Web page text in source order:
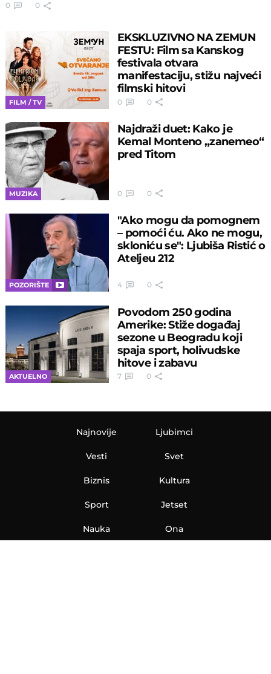
0 0
FILM / TV
EKSKLUZIVNO NA ZEMUN
FESTU: Film sa Kanskog
festivala otvara
manifestaciju, stižu najveći
filmski hitovi
0 0
MUZIKA
Najdraži duet: Kako je
Kemal Monteno „zanemeo“
pred Titom
0 0
POZORIŠTE
"Ako mogu da pomognem
– pomoći ću. Ako ne mogu,
skloniću se": Ljubiša Ristić o
Ateljeu 212
4 0
AKTUELNO
Povodom 250 godina
Amerike: Stiže događaj
sezone u Beogradu koji
spaja sport, holivudske
hitove i zabavu
7 0
Najnovije
Vesti
Biznis
Sport
Nauka
Ljubimci
Svet
Kultura
Jetset
Ona